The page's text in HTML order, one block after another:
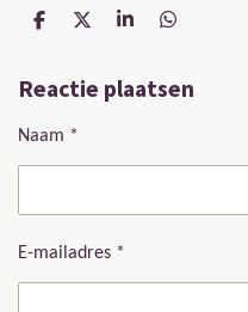
D
e
n
D
l
S
r
e
D
e
n
Reactie plaatsen
Naam *
E-mailadres *